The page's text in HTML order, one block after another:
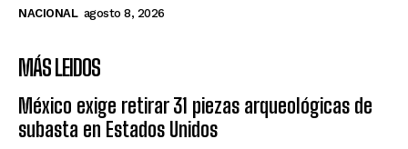
NACIONAL agosto 8, 2026
MÁS LEIDOS
México exige retirar 31 piezas arqueológicas de
subasta en Estados Unidos